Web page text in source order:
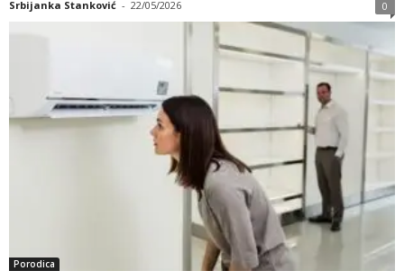
Srbijanka Stanković - 22/05/2026 0
Porodica